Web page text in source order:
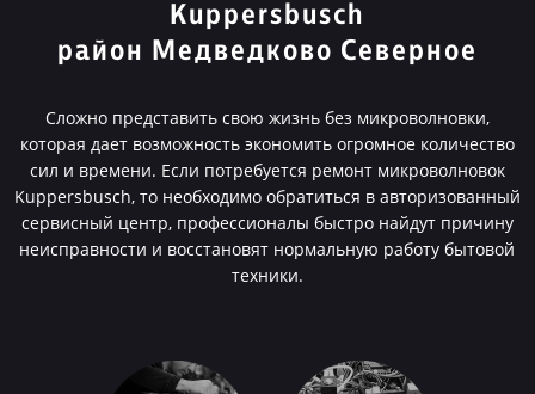
Kuppersbusch
район Медведково Северное
Сложно представить свою жизнь без микроволновки,
которая дает возможность экономить огромное количество
сил и времени. Если потребуется ремонт микроволновок
Kuppersbusch, то необходимо обратиться в авторизованный
сервисный центр, профессионалы быстро найдут причину
неисправности и восстановят нормальную работу бытовой
техники.